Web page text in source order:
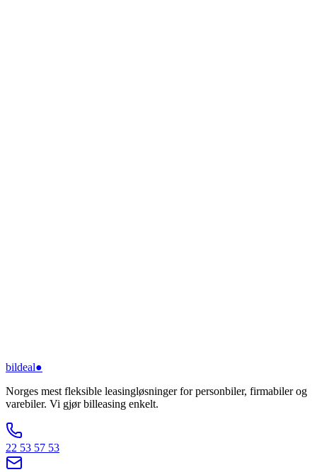
bildeal●
Norges mest fleksible leasingløsninger for personbiler, firmabiler og
varebiler. Vi gjør billeasing enkelt.
22 53 57 53